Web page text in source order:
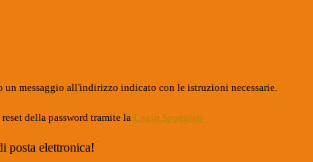
un messaggio all'indirizzo indicato con le istruzioni necessarie.
della password tramite la Login Spaggiari
posta elettronica!